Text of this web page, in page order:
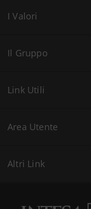
I Valori
Il Gruppo
Link Utili
Area Utente
Altri Link